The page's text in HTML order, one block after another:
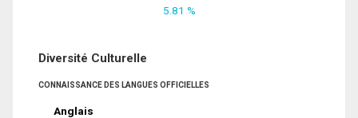
5.81 %
Diversité Culturelle
CONNAISSANCE DES LANGUES OFFICIELLES
Anglais